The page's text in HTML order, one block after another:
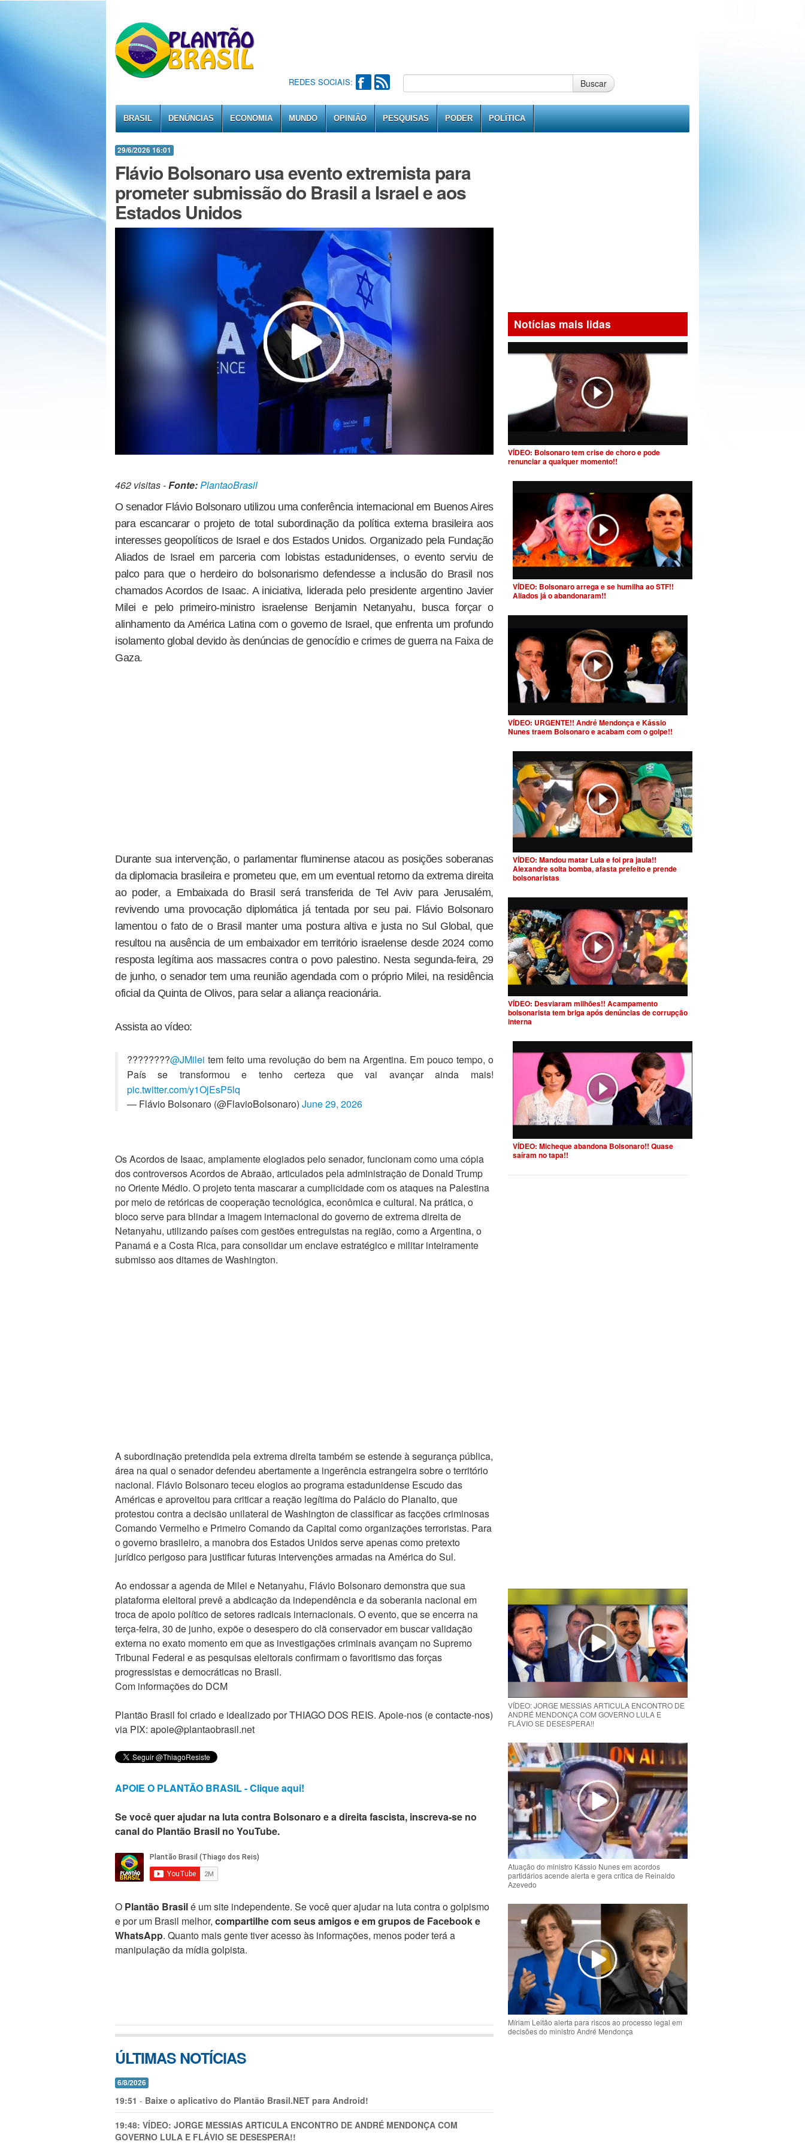
REDES SOCIAIS: Buscar
BRASIL DENÚNCIAS ECONOMIA MUNDO OPINIÃO PESQUISAS PODER POLÍTICA
29/6/2026 16:01
Flávio Bolsonaro usa evento extremista para
prometer submissão do Brasil a Israel e aos
Estados Unidos
462 visitas -Fonte:PlantaoBrasil
O senador Flávio Bolsonaro utilizou uma conferência internacional em Buenos Aires
para escancarar o projeto de total subordinação da política externa brasileira aos
interesses geopolíticos de Israel e dos Estados Unidos. Organizado pela Fundação
Aliados de Israel em parceria com lobistas estadunidenses, o evento serviu de
palco para que o herdeiro do bolsonarismo defendesse a inclusão do Brasil nos
chamados Acordos de Isaac. A iniciativa, liderada pelo presidente argentino Javier
Milei e pelo primeiro-ministro israelense Benjamin Netanyahu, busca forçar o
alinhamento da América Latina com o governo de Israel, que enfrenta um profundo
isolamento global devido às denúncias de genocídio e crimes de guerra na Faixa de
Gaza.
Durante sua intervenção, o parlamentar fluminense atacou as posições soberanas
da diplomacia brasileira e prometeu que, em um eventual retorno da extrema direita
ao poder, a Embaixada do Brasil será transferida de Tel Aviv para Jerusalém,
revivendo uma provocação diplomática já tentada por seu pai. Flávio Bolsonaro
lamentou o fato de o Brasil manter uma postura altiva e justa no Sul Global, que
resultou na ausência de um embaixador em território israelense desde 2024 como
resposta legítima aos massacres contra o povo palestino. Nesta segunda-feira, 29
de junho, o senador tem uma reunião agendada com o próprio Milei, na residência
oficial da Quinta de Olivos, para selar a aliança reacionária.
Assista ao vídeo:
????????@JMilei tem feito uma revolução do bem na Argentina. Em pouco tempo, o
País se transformou e tenho certeza que vai avançar ainda mais!
pic.twitter.com/y1OjEsP5lq
— Flávio Bolsonaro (@FlavioBolsonaro) June 29, 2026
Os Acordos de Isaac, amplamente elogiados pelo senador, funcionam como uma cópia
dos controversos Acordos de Abraão, articulados pela administração de Donald Trump
no Oriente Médio. O projeto tenta mascarar a cumplicidade com os ataques na Palestina
por meio de retóricas de cooperação tecnológica, econômica e cultural. Na prática, o
bloco serve para blindar a imagem internacional do governo de extrema direita de
Netanyahu, utilizando países com gestões entreguistas na região, como a Argentina, o
Panamá e a Costa Rica, para consolidar um enclave estratégico e militar inteiramente
submisso aos ditames de Washington.
A subordinação pretendida pela extrema direita também se estende à segurança pública,
área na qual o senador defendeu abertamente a ingerência estrangeira sobre o território
nacional. Flávio Bolsonaro teceu elogios ao programa estadunidense Escudo das
Américas e aproveitou para criticar a reação legítima do Palácio do Planalto, que
protestou contra a decisão unilateral de Washington de classificar as facções criminosas
Comando Vermelho e Primeiro Comando da Capital como organizações terroristas. Para
o governo brasileiro, a manobra dos Estados Unidos serve apenas como pretexto
jurídico perigoso para justificar futuras intervenções armadas na América do Sul.
Ao endossar a agenda de Milei e Netanyahu, Flávio Bolsonaro demonstra que sua
plataforma eleitoral prevê a abdicação da independência e da soberania nacional em
troca de apoio político de setores radicais internacionais. O evento, que se encerra na
terça-feira, 30 de junho, expõe o desespero do clã conservador em buscar validação
externa no exato momento em que as investigações criminais avançam no Supremo
Tribunal Federal e as pesquisas eleitorais confirmam o favoritismo das forças
progressistas e democráticas no Brasil.
Com informações do DCM
Plantão Brasil foi criado e idealizado por THIAGO DOS REIS. Apoie-nos (e contacte-nos)
via PIX: apoie@plantaobrasil.net
APOIE O PLANTÃO BRASIL - Clique aqui!
Se você quer ajudar na luta contra Bolsonaro e a direita fascista, inscreva-se no
canal do Plantão Brasil no YouTube.
O Plantão Brasilé um site independente. Se você quer ajudar na luta contra o golpismo
e por um Brasil melhor, compartilhe com seus amigos e em grupos de Facebook e
WhatsApp. Quanto mais gente tiver acesso às informações, menos poder terá a
manipulação da mídia golpista.
ÚLTIMAS NOTÍCIAS
6/8/2026
19:51 - Baixe o aplicativo do Plantão Brasil.NET para Android!
19:48: VÍDEO: JORGE MESSIAS ARTICULA ENCONTRO DE ANDRÉ MENDONÇA COM
GOVERNO LULA E FLÁVIO SE DESESPERA!!
Notícias mais lidas
VÍDEO: Bolsonaro tem crise de choro e pode
renunciar a qualquer momento!!
VÍDEO: Bolsonaro arrega e se humilha ao STF!!
Aliados já o abandonaram!!
VÍDEO: URGENTE!! André Mendonça e Kássio
Nunes traem Bolsonaro e acabam com o golpe!!
VÍDEO: Mandou matar Lula e foi pra jaula!!
Alexandre solta bomba, afasta prefeito e prende
bolsonaristas
VÍDEO: Desviaram milhões!! Acampamento
bolsonarista tem briga após denúncias de corrupção
interna
VÍDEO: Micheque abandona Bolsonaro!! Quase
saíram no tapa!!
VÍDEO: JORGE MESSIAS ARTICULA ENCONTRO DE
ANDRÉ MENDONÇA COM GOVERNO LULA E
FLÁVIO SE DESESPERA!!
Atuação do ministro Kássio Nunes em acordos
partidários acende alerta e gera crítica de Reinaldo
Azevedo
Míriam Leitão alerta para riscos ao processo legal em
decisões do ministro André Mendonça